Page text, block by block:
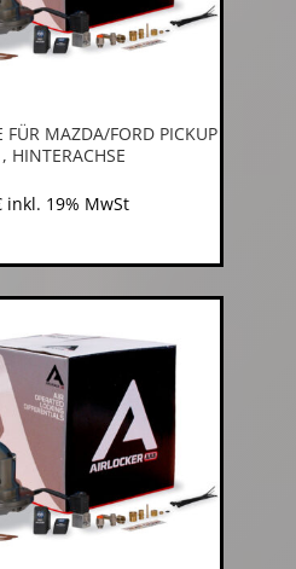
FÜR MAZDA/FORD PICKUP
HINTERACHSE
inkl. 19% MwSt